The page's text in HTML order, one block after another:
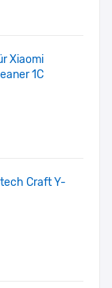
Xiaomi
1C
Craft Y-